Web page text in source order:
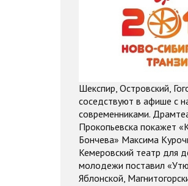
Шекспир, Островский,
соседствуют в афише с
современниками.
Прокопьевска покажет
Бончева» Максима
Кемеровский театр для
молодежи поставил
Яблонской,